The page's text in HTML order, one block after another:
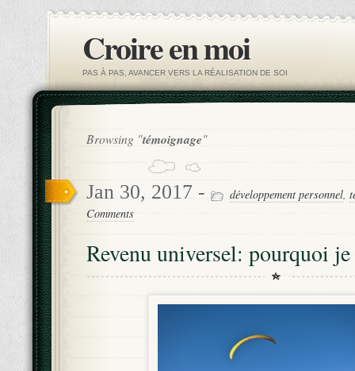
Croire en moi
PAS À PAS, AVANCER VERS LA RÉALISATION DE SOI
Browsing "témoignage"
Jan 30, 2017 - développement personnel,
Comments
Revenu universel: pourquoi